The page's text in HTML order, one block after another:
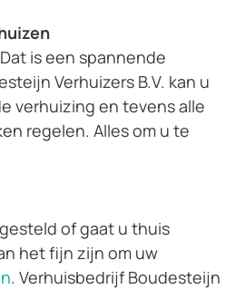
is een spannende
Verhuizers B.V. kan u
verhuizing en tevens alle
regelen. Alles om u te
of gaat u thuis
het fijn zijn om uw
. Verhuisbedrijf Boudesteijn